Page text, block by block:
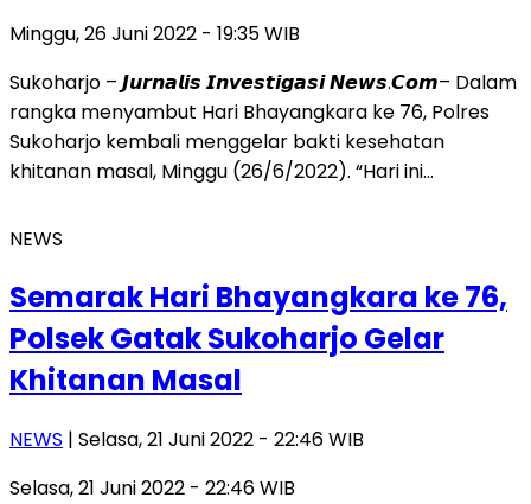
Minggu, 26 Juni 2022 - 19:35 WIB
Sukoharjo – 𝙅𝙪𝙧𝙣𝙖𝙡𝙞𝙨 𝙄𝙣𝙫𝙚𝙨𝙩𝙞𝙜𝙖𝙨𝙞 𝙉𝙚𝙬𝙨.𝘾𝙤𝙢– Dalam
rangka menyambut Hari Bhayangkara ke 76, Polres
Sukoharjo kembali menggelar bakti kesehatan
khitanan masal, Minggu (26/6/2022). “Hari ini…
NEWS
Semarak Hari Bhayangkara ke 76,
Polsek Gatak Sukoharjo Gelar
Khitanan Masal
NEWS | Selasa, 21 Juni 2022 - 22:46 WIB
Selasa, 21 Juni 2022 - 22:46 WIB